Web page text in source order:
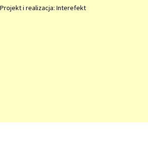
Projekt i realizacja: Interefekt